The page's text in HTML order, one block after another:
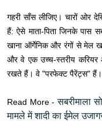
गहरी साँस लीजिए। चारों ओर
हैं: ऐसे माता-पिता जिनके
खाना ऑर्गेनिक और रंगों से मेल
और वे एक उच्च-स्तरीय करियर
रखते हैं। वे "परफेक्ट पैरेंट्स" हैं।
Read More -सबरीमाला
मामले में शादी का ईमेल